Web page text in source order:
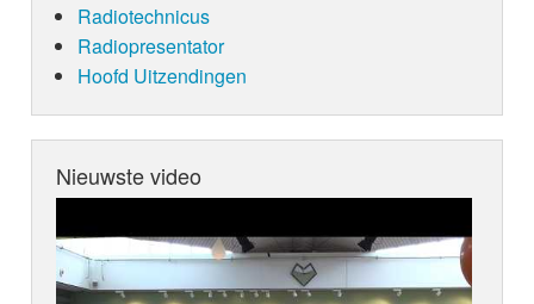
Radiotechnicus
Radiopresentator
Hoofd Uitzendingen
Nieuwste video